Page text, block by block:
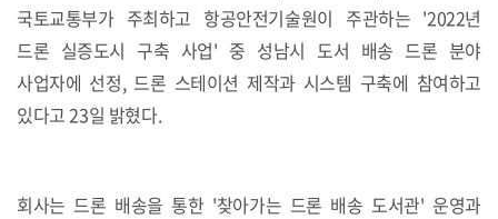
국토교통부가 주최하고 항공안전기술원이 주관하는 '2022년
드론 실증도시 구축 사업' 중 성남시 도서 배송 드론 분야
사업자에 선정, 드론 스테이션 제작과 시스템 구축에 참여하고
있다고 23일 밝혔다.
회사는 드론 배송을 통한 '찾아가는 드론 배송 도서관' 운영과